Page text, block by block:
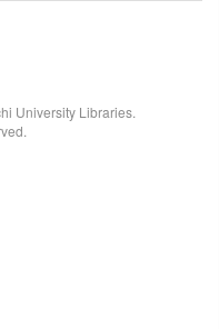
University Libraries.